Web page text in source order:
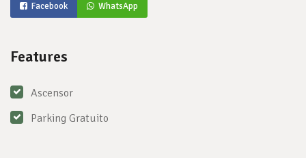
Facebook WhatsApp
Features
Ascensor
Parking Gratuito